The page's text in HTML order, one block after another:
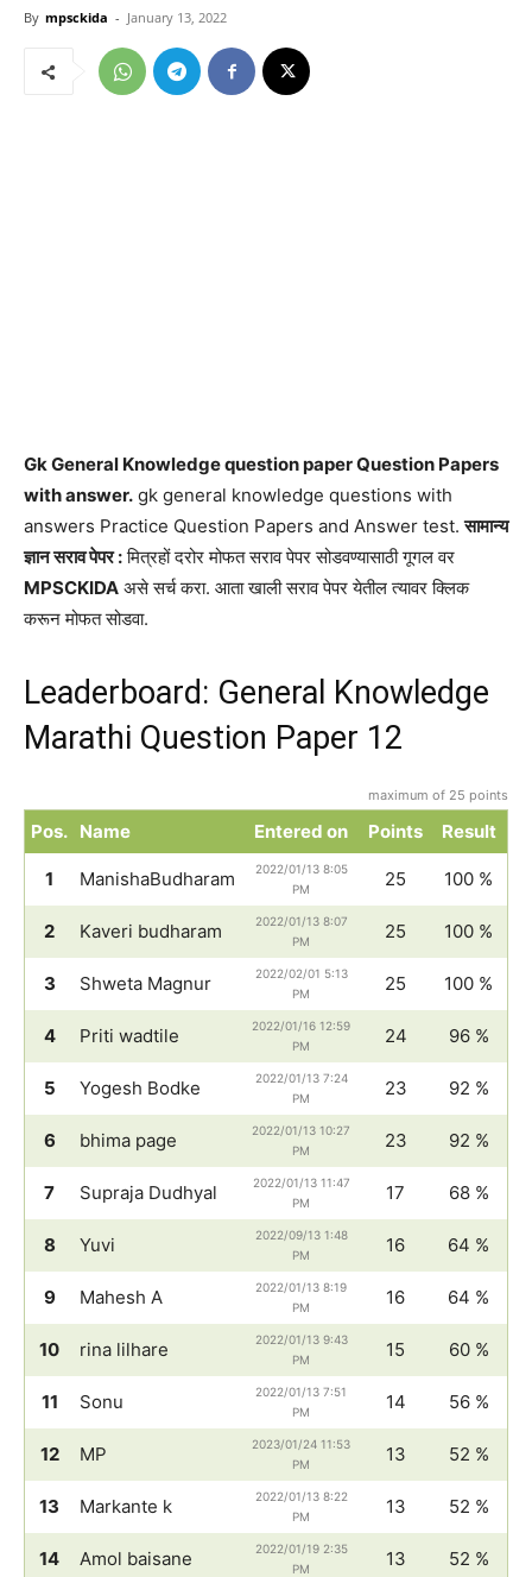
By mpsckida - January 13, 2022
Gk General Knowledge question paper Question Papers
with answer. gk general knowledge questions with
answers Practice Question Papers and Answer test.सामान्य
ज्ञान सराव पेपर :मित्रहों दरोर मोफत सराव पेपर सोडवण्यासाठी गूगल वर
MPSCKIDA असे सर्च करा. आता खाली सराव पेपर येतील त्यावर क्लिक
करून मोफत सोडवा.
Leaderboard: General Knowledge
Marathi Question Paper 12
maximum of 25 points
Pos. Name Entered on Points Result
1 ManishaBudharam
2022/01/13 8:05
PM
25 100 %
2 Kaveri budharam
2022/01/13 8:07
PM
25 100 %
3 Shweta Magnur
2022/02/01 5:13
PM
25 100 %
4 Priti wadtile
2022/01/16 12:59
PM
24 96 %
5 Yogesh Bodke
2022/01/13 7:24
PM
23 92 %
6 bhima page
2022/01/13 10:27
PM
23 92 %
7 Supraja Dudhyal
2022/01/13 11:47
PM
17 68 %
8 Yuvi
2022/09/13 1:48
PM
16 64 %
9 Mahesh A
2022/01/13 8:19
PM
16 64 %
10 rina lilhare
2022/01/13 9:43
PM
15 60 %
11 Sonu
2022/01/13 7:51
PM
14 56 %
12 MP
2023/01/24 11:53
PM
13 52 %
13 Markante k
2022/01/13 8:22
PM
13 52 %
14 Amol baisane
2022/01/19 2:35
PM
13 52 %